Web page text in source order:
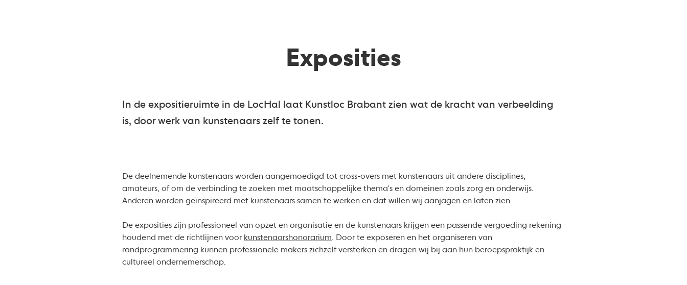
Exposities
In de expositieruimte in de LocHal laat Kunstloc Brabant zien wat de kracht van verbeelding
is, door werk van kunstenaars zelf te tonen.
De deelnemende kunstenaars worden aangemoedigd tot cross-overs met kunstenaars uit andere disciplines,
amateurs, of om de verbinding te zoeken met maatschappelijke thema's en domeinen zoals zorg en onderwijs.
Anderen worden geïnspireerd met kunstenaars samen te werken en dat willen wij aanjagen en laten zien.
De exposities zijn professioneel van opzet en organisatie en de kunstenaars krijgen een passende vergoeding rekening
houdend met de richtlijnen voor kunstenaarshonorarium. Door te exposeren en het organiseren van
randprogrammering kunnen professionele makers zichzelf versterken en dragen wij bij aan hun beroepspraktijk en
cultureel ondernemerschap.